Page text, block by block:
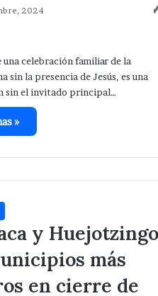
2024
una celebración familiar de la
sin la presencia de Jesús, es una
sin el invitado principal…
»
y
más
en cierre de
Avanza
hermanos
central
de
Salvador
Huixcolotla
Hace 24 horas
de
Huixcolotla